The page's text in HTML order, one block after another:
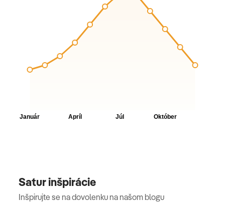
Satur inšpirácie
Inšpirujte se na dovolenku na našom blogu